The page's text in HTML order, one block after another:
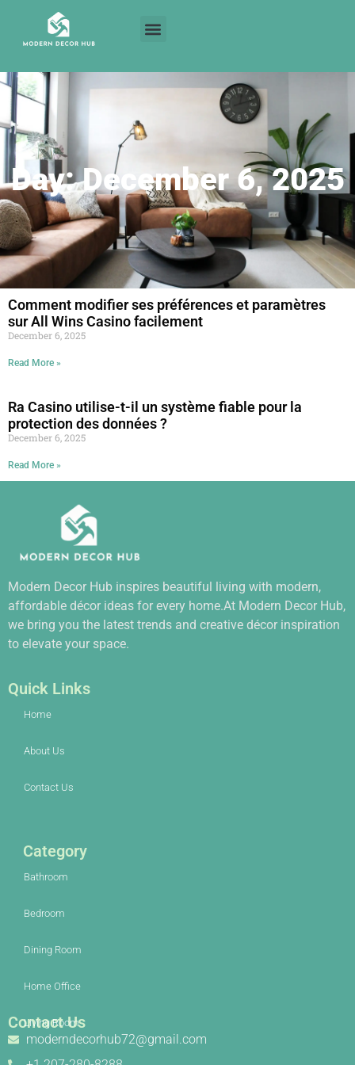
Day: December 6, 2025
Comment modifier ses préférences et paramètres
sur All Wins Casino facilement
December 6, 2025
Read More »
Ra Casino utilise-t-il un système fiable pour la
protection des données ?
December 6, 2025
Read More »
Modern Decor Hub inspires beautiful living with modern,
affordable décor ideas for every home.At Modern Decor Hub,
we bring you the latest trends and creative décor inspiration
to elevate your space.
Quick Links
Home
About Us
Contact Us
Category
Bathroom
Bedroom
Dining Room
Home Office
Living Room
Contact Us
moderndecorhub72@gmail.com